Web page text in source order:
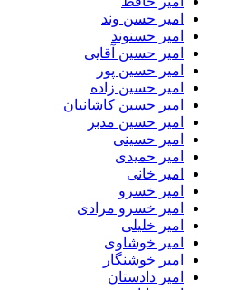
امیر حسن وند
امیر حسنوند
امیر حسین آقایی
امیر حسین پور
امیر حسین زاده
امیر حسین کاشانیان
امیر حسین مدبر
امیر حسینی
امیر حمیدی
امیر خانی
امیر خسرو
امیر خسرو مرادی
امیر خلیلی
امیر خوشاوی
امیر خوشنگار
امیر دادستان